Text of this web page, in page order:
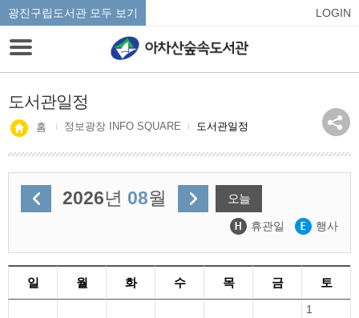
광진구립도서관 모두 보기 LOGIN
도서관일정
홈 정보광장 INFO SQUARE 도서관일정
2026년 08월 오늘
휴관일 행사
일 월 화 수 목 금 토
1